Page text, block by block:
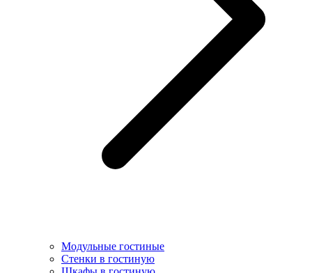
Модульные гостиные
Стенки в гостиную